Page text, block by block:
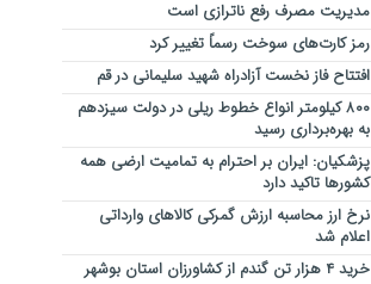
مدیریت مصرف رفع ناترازی است
رمز کارت‌های سوخت رسماً تغییر کرد
افتتاح فاز نخست آزادراه شهید سلیمانی در قم
۸۰۰ کیلومتر انواع خطوط ریلی در دولت سیزدهم
به بهره‌برداری رسید
پزشکیان: ایران بر احترام به تمامیت ارضی همه
کشورها تاکید دارد
نرخ ارز محاسبه ارزش گمرکی کالاهای وارداتی
اعلام شد
خرید ۴ هزار تن گندم از کشاورزان استان بوشهر